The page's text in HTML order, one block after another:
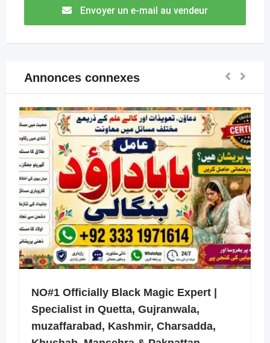
Envoyer un e-mail au vendeur
Annonces connexes
NO#1 Officially Black Magic Expert |
Specialist in Quetta, Gujranwala,
muzaffarabad, Kashmir, Charsadda,